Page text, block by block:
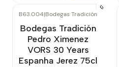
B63.004|Bodegas Tradición
Bodegas Tradición
Pedro Ximenez
VORS 30 Years
Espanha Jerez 75cl